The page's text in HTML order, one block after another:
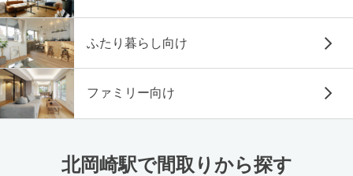
ふたり暮らし向け
ファミリー向け
北岡崎駅で間取りから探す